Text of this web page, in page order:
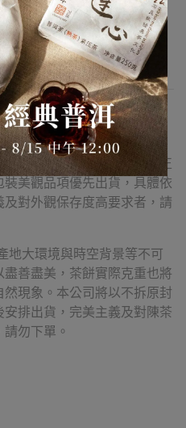
響，普洱茶外包紙張出現自
茶油暈染等痕跡，屬陳化正
美觀品項優先出貨，具體依
對外觀保存度高要求者，請
地大環境與時空背景等不可
善盡美，茶餅實際克重也將
現象。本公司將以不拆原封
排出貨，完美主義及對陳茶
勿下單。